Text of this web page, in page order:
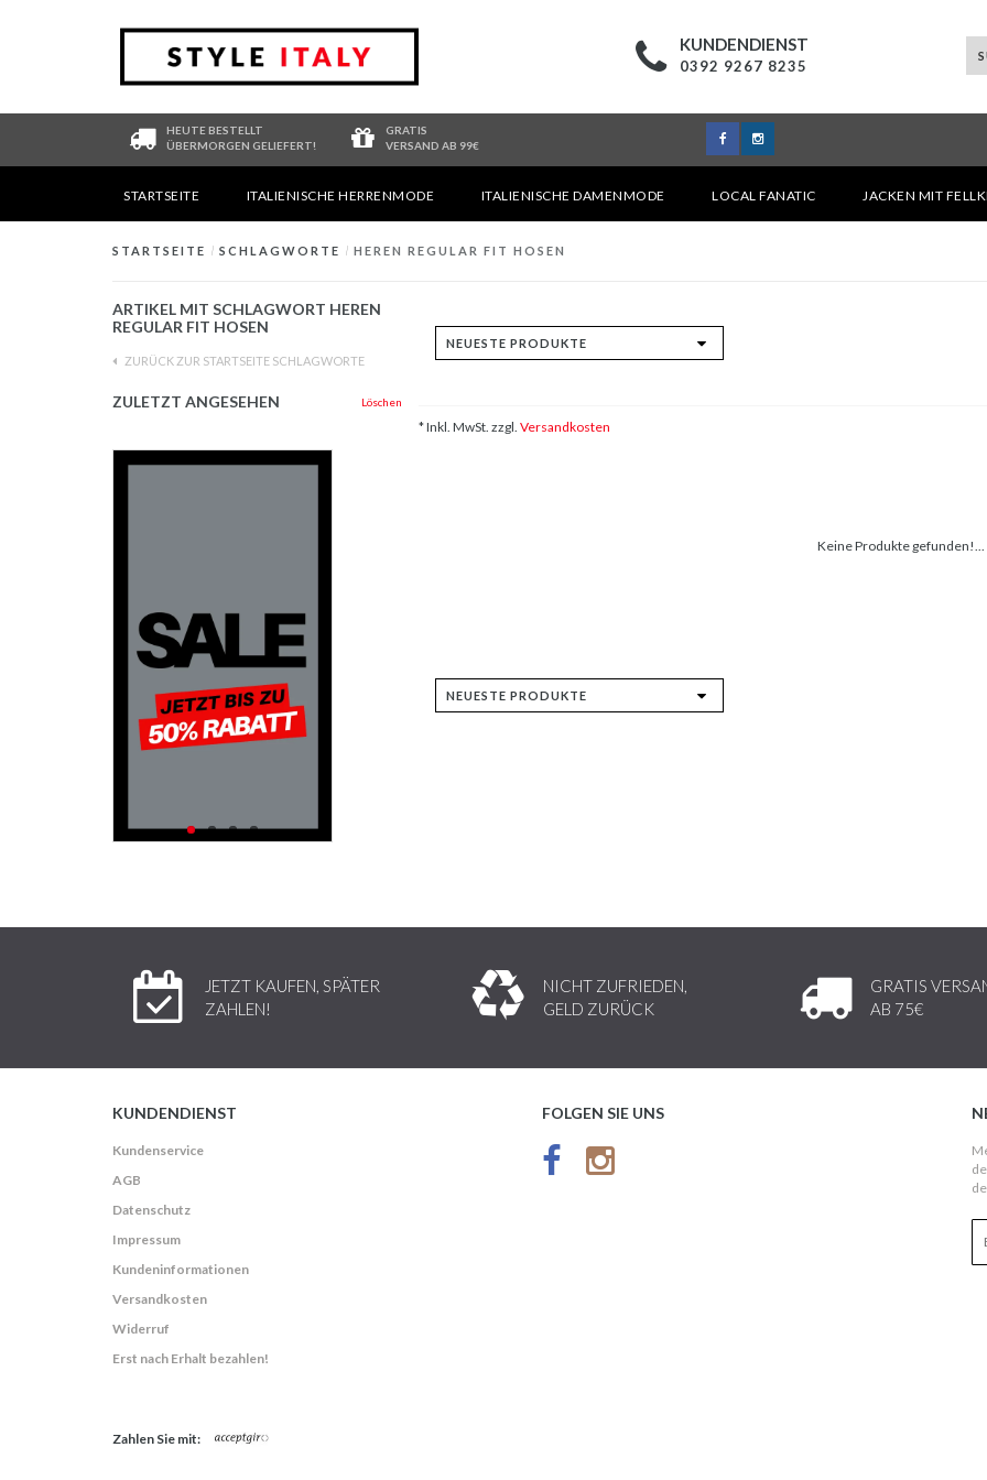
KUNDENDIENST
0392 9267 8235
HEUTE BESTELLT
ÜBERMORGEN GELIEFERT!
GRATIS
VERSAND AB 99€
STARTSEITE ITALIENISCHE HERRENMODE ITALIENISCHE DAMENMODE LOCAL FANATIC JACKEN MIT
STARTSEITE / SCHLAGWORTE / HEREN REGULAR FIT HOSEN
ARTIKEL MIT SCHLAGWORT HEREN
REGULAR FIT HOSEN
ZURÜCK ZUR STARTSEITE SCHLAGWORTE
ZULETZT ANGESEHEN Löschen
* Inkl. MwSt. zzgl. Versandkosten
Keine Produkte gefunden!...
JETZT KAUFEN, SPÄTER
ZAHLEN!
NICHT ZUFRIEDEN,
GELD ZURÜCK
GRATIS
AB 75€
KUNDENDIENST
Kundenservice
AGB
Datenschutz
Impressum
Kundeninformationen
Versandkosten
Widerruf
Erst nach Erhalt bezahlen!
FOLGEN SIE UNS
Zahlen Sie mit: